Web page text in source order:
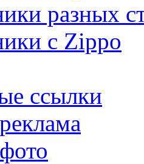
разных
с Zippo
ссылки